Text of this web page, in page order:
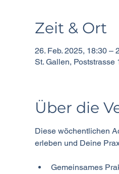
Zeit & Ort
26. Feb. 2025, 18:30 –
St. Gallen, Poststrasse
Über die
Diese wöchentlichen
erleben und Deine
Gemeinsames